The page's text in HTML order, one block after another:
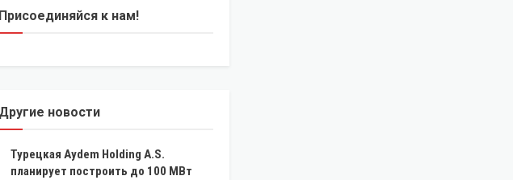
Присоединяйся к нам!
Другие новости
Турецкая Aydem Holding A.S.
планирует построить до 100 МВт